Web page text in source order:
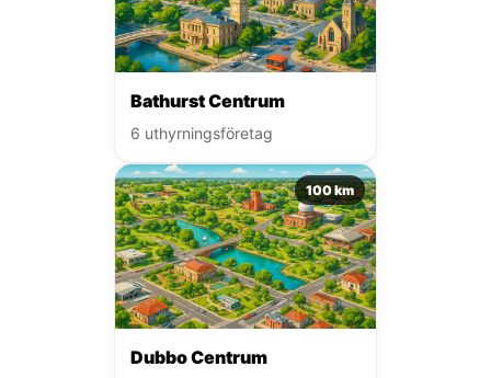
Bathurst Centrum
6 uthyrningsföretag
100 km
Dubbo Centrum